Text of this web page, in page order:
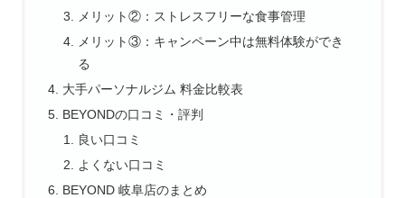
メリット②：ストレスフリーな食事管理
メリット③：キャンペーン中は無料体験ができ
る
大手パーソナルジム 料金比較表
BEYONDの口コミ・評判
良い口コミ
よくない口コミ
BEYOND 岐阜店のまとめ